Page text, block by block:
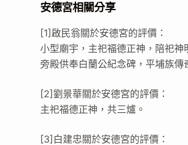
安德宮相關分享
[1]啟民翁關於安德宮的評價：
小型廟宇，主祀福德正神，陪祀
旁殿供奉白蘭公紀念碑，平埔族傳
[2]劉景華關於安德宮的評價：
主祀福德正神，共三爐。
[3]白建忠關於安德宮的評價：